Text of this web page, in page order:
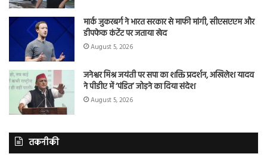
मार्क जुकरबर्ग ने भारत सरकार से माफी मांगी, सीएसएएम और
डीपफेक कंटेंट पर जताया खेद
August 5, 2026
जनेश्वर मिश्र जयंती पर सपा का शक्ति प्रदर्शन, अखिलेश यादव
ने पीडीए में ‘पंडित’ जोड़ने का दिया संदेश
August 5, 2026
तकनीकी